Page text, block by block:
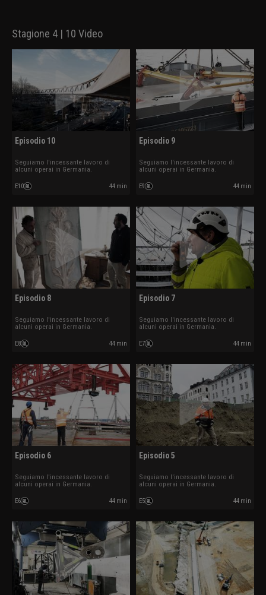
Stagione 4 | 10 Video
Episodio 10
Seguiamo l'incessante lavoro di
alcuni operai in Germania.
E10 44 min
Episodio 9
Seguiamo l'incessante lavoro di
alcuni operai in Germania.
E9 44 min
Episodio 8
Seguiamo l'incessante lavoro di
alcuni operai in Germania.
E8 44 min
Episodio 7
Seguiamo l'incessante lavoro di
alcuni operai in Germania.
E7 44 min
Episodio 6
Seguiamo l'incessante lavoro di
alcuni operai in Germania.
E6 44 min
Episodio 5
Seguiamo l'incessante lavoro di
alcuni operai in Germania.
E5 44 min